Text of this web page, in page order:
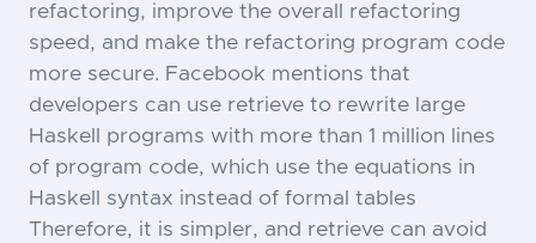
refactoring, improve the overall refactoring
speed, and make the refactoring program code
more secure. Facebook mentions that
developers can use retrieve to rewrite large
Haskell programs with more than 1 million lines
of program code, which use the equations in
Haskell syntax instead of formal tables
Therefore, it is simpler, and retrieve can avoid